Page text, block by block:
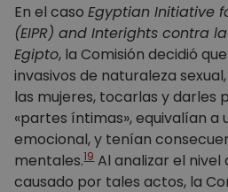
En el casoEgyptian Initiative
(EIPR) and Interights contra
Egipto, la Comisión decidió
invasivos de naturaleza
las mujeres, tocarlas y darles
«partes íntimas», equivalían a
emocional, y tenían
mentales.19Al analizar el nivel
causado por tales actos, la